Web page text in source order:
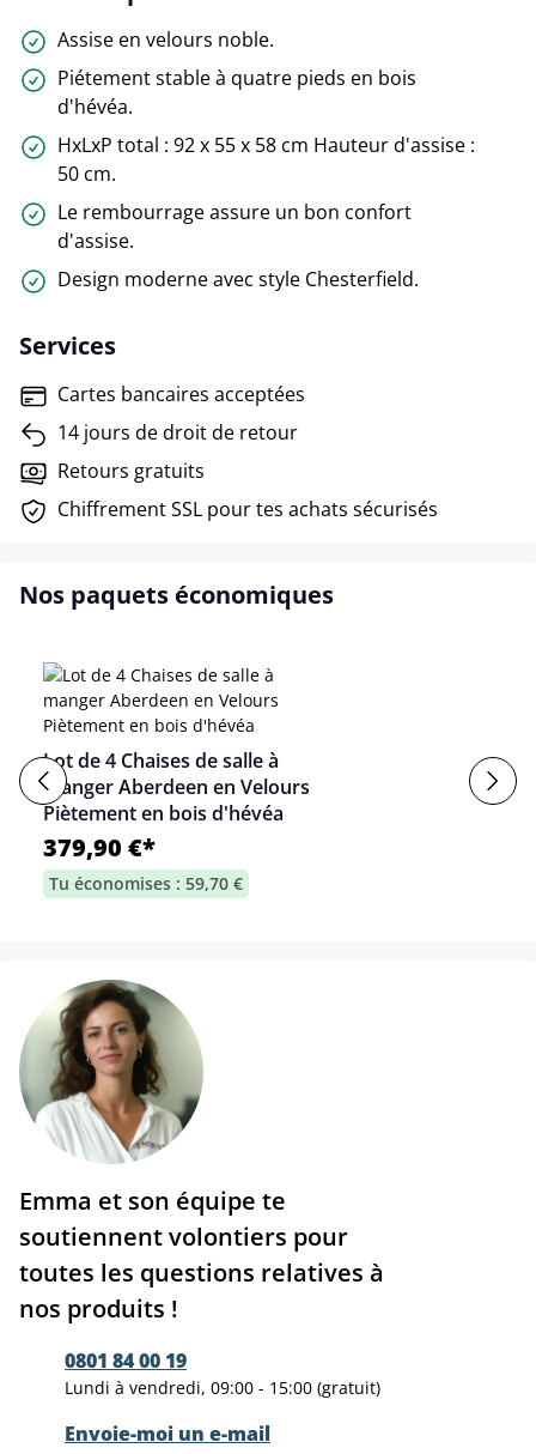
Assise en velours noble.
Piétement stable à quatre pieds en bois
d'hévéa.
HxLxP total : 92 x 55 x 58 cm Hauteur d'assise :
50 cm.
Le rembourrage assure un bon confort
d'assise.
Design moderne avec style Chesterfield.
Services
Cartes bancaires acceptées
14 jours de droit de retour
Retours gratuits
Chiffrement SSL pour tes achats sécurisés
Nos paquets économiques
Lot de 4 Chaises de salle à
manger Aberdeen en Velours
Piètement en bois d'hévéa
379,90 €*
Tu économises : 59,70 €
Emma et son équipe te
soutiennent volontiers pour
toutes les questions relatives à
nos produits !
0801 84 00 19
Lundi à vendredi, 09:00 - 15:00 (gratuit)
Envoie-moi un e-mail